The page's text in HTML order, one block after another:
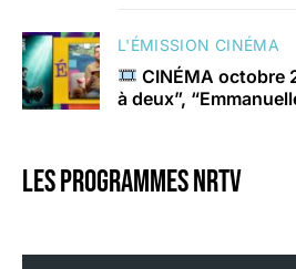
L'ÉMISSION CINÉMA
CINÉMA octobre
à deux”,
Les programmes nrtv